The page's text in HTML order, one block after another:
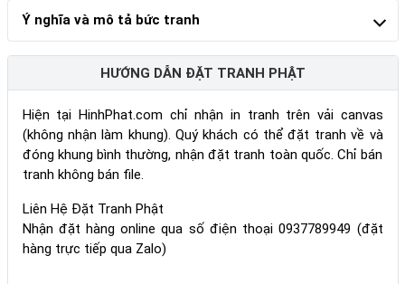
Ý nghĩa và mô tả bức tranh
HƯỚNG DẪN ĐẶT TRANH PHẬT
Hiện tại HinhPhat.com chỉ nhận in tranh trên vải canvas
(không nhận làm khung). Quý khách có thể đặt tranh về và
đóng khung bình thường, nhận đặt tranh toàn quốc. Chỉ bán
tranh không bán file.
Liên Hệ Đặt Tranh Phật
Nhận đặt hàng online qua số điện thoại 0937789949 (đặt
hàng trực tiếp qua Zalo)